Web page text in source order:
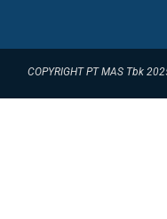
COPYRIGHT PT MAS Tbk